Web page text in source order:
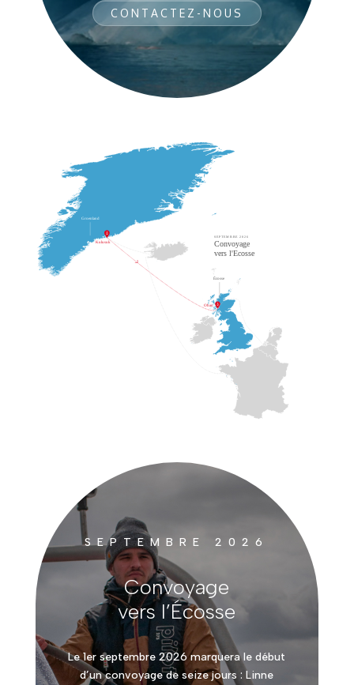
CONTACTEZ-NOUS
SEPTEMBRE 2026
Convoyage
vers l’Écosse
Le 1er septembre 2026 marquera le début
d’un convoyage de seize jours : Linne